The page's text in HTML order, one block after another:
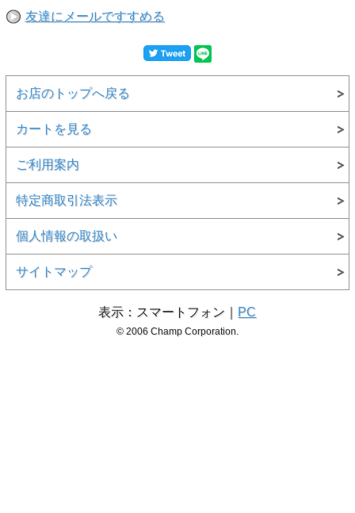
友達にメールですすめる
お店のトップへ戻る
カートを見る
ご利用案内
特定商取引法表示
個人情報の取扱い
サイトマップ
表示：スマートフォン｜ PC
© 2006 Champ Corporation.